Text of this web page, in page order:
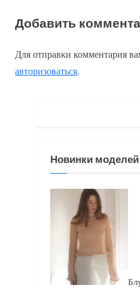
записям
д
д
у
е
у
а
Добавить
Для отправки комментария
авторизоваться.
Новинки моделей